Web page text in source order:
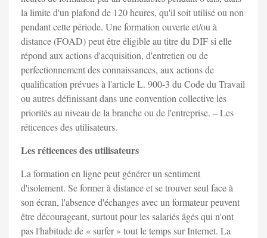
la limite d'un plafond de 120 heures, qu'il soit utilisé ou non
pendant cette période. Une formation ouverte et/ou à
distance (FOAD) peut être éligible au titre du DIF si elle
répond aux actions d'acquisition, d'entretien ou de
perfectionnement des connaissances, aux actions de
qualiﬁcation prévues à l'article L. 900-3 du Code du Travail
ou autres déﬁnissant dans une convention collective les
priorités au niveau de la branche ou de l'entreprise. – Les
réticences des utilisateurs.
Les réticences des utilisateurs
La formation en ligne peut générer un sentiment
d'isolement. Se former à distance et se trouver seul face à
son écran, l'absence d'échanges avec un formateur peuvent
être décourageant, surtout pour les salariés âgés qui n'ont
pas l'habitude de « surfer » tout le temps sur Internet. La